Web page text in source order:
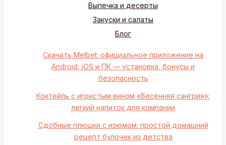
Выпечка и десерты
Закуски и салаты
Блог
Скачать Melbet: официальное приложение на
Android, iOS и ПК — установка, бонусы и
безопасность
Коктейль с игристым вином «Весенняя сангрия»:
легкий напиток для компании
Сдобные плюшки с изюмом: простой домашний
рецепт булочек из детства